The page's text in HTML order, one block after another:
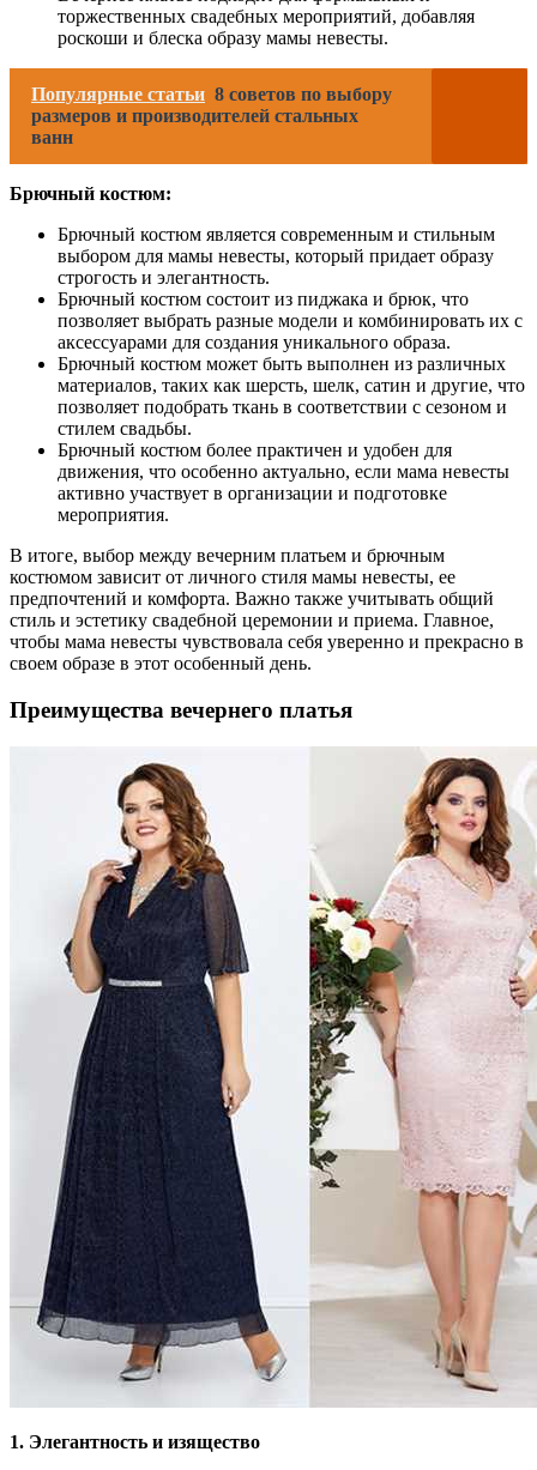
торжественных свадебных мероприятий, добавляя
роскоши и блеска образу мамы невесты.
Популярные статьи 8 советов по выбору
размеров и производителей стальных
ванн
Брючный костюм:
Брючный костюм является современным и стильным
выбором для мамы невесты, который придает образу
строгость и элегантность.
Брючный костюм состоит из пиджака и брюк, что
позволяет выбрать разные модели и комбинировать их с
аксессуарами для создания уникального образа.
Брючный костюм может быть выполнен из различных
материалов, таких как шерсть, шелк, сатин и другие, что
позволяет подобрать ткань в соответствии с сезоном и
стилем свадьбы.
Брючный костюм более практичен и удобен для
движения, что особенно актуально, если мама невесты
активно участвует в организации и подготовке
мероприятия.
В итоге, выбор между вечерним платьем и брючным
костюмом зависит от личного стиля мамы невесты, ее
предпочтений и комфорта. Важно также учитывать общий
стиль и эстетику свадебной церемонии и приема. Главное,
чтобы мама невесты чувствовала себя уверенно и прекрасно в
своем образе в этот особенный день.
Преимущества вечернего платья
1. Элегантность и изящество